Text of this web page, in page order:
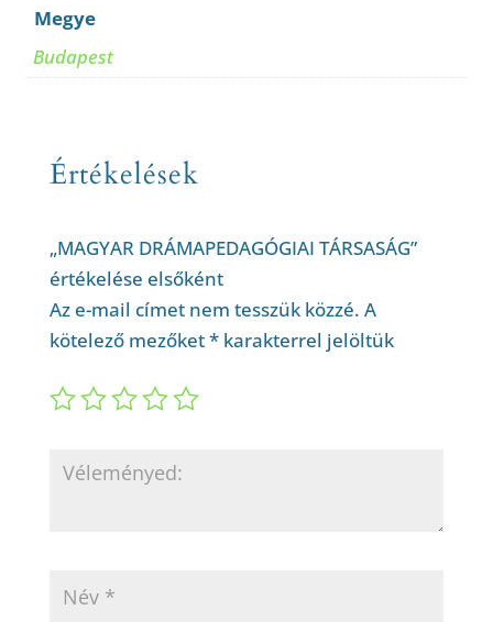
Megye
Budapest
Értékelések
„MAGYAR DRÁMAPEDAGÓGIAI TÁRSASÁG”
értékelése elsőként
Az e-mail címet nem tesszük közzé. A
kötelező mezőket*karakterrel jelöltük